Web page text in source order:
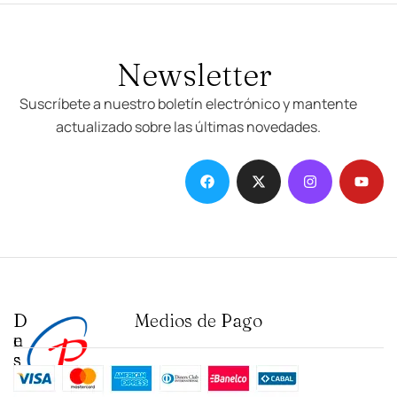
Newsletter
Suscríbete a nuestro boletín electrónico y mantente
actualizado sobre las últimas novedades.
D
e
s
t
I
n
s
t
Medios de Pago